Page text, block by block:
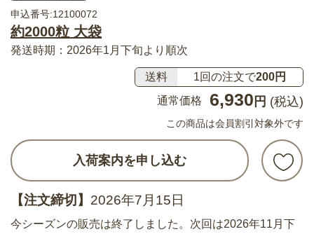
申込番号:12100072
約2000粒 大袋
発送時期：2026年1月下旬より順次
送料 1回の注文で200円
通常価格
6,930 円 (税込)
この商品は会員割引対象外です
入荷案内を申し込む
【注文締切】 2026年7月15日
今シーズンの販売は終了しました。次回は2026年11月下